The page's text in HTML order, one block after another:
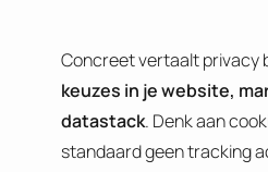
Concreet vertaalt privacy
keuzes in je website,
datastack. Denk aan
standaard geen tracking